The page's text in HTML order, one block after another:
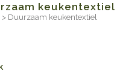
keukentextiel
> Duurzaam keukentextiel